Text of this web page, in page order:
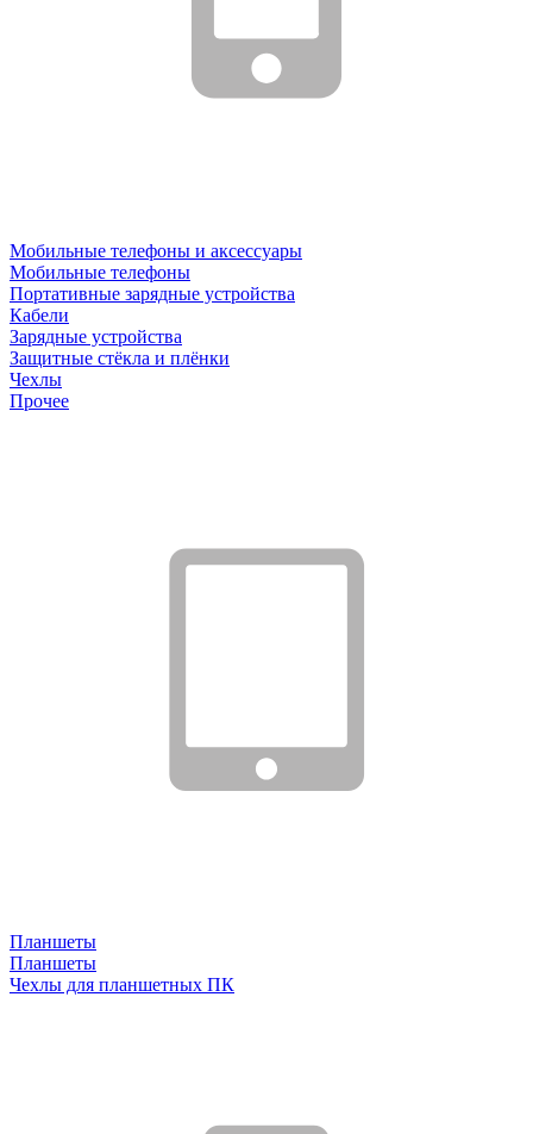
Мобильные телефоны и аксессуары
Мобильные телефоны
Портативные зарядные устройства
Кабели
Зарядные устройства
Защитные стёкла и плёнки
Чехлы
Прочее
Планшеты
Планшеты
Чехлы для планшетных ПК